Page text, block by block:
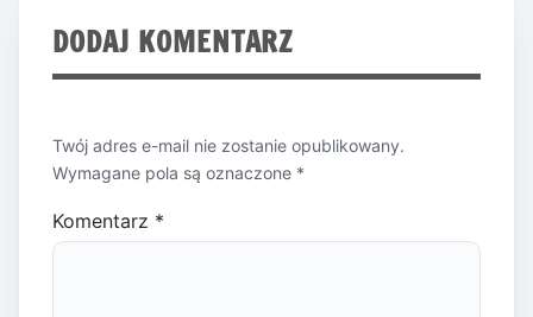
DODAJ KOMENTARZ
Twój adres e-mail nie zostanie opublikowany.
Wymagane pola są oznaczone *
Komentarz *